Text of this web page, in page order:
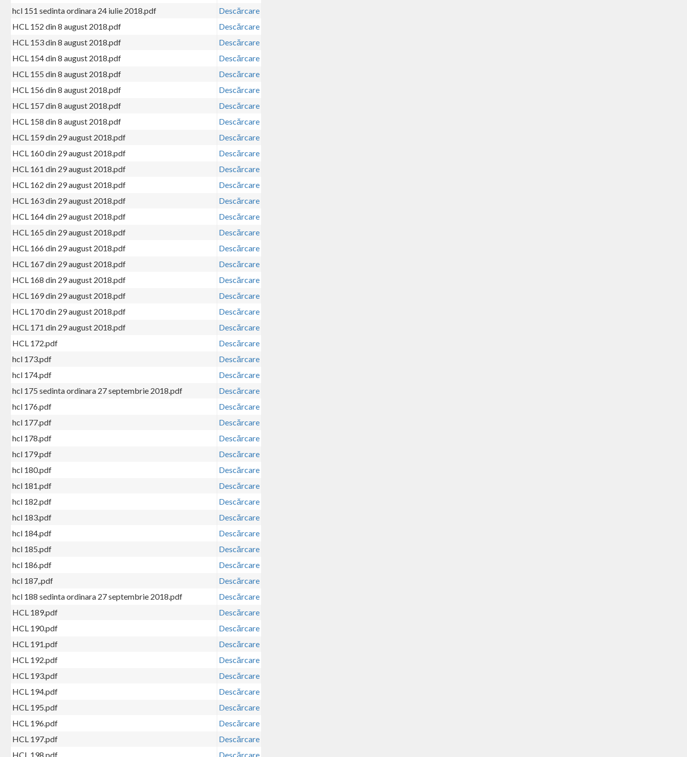
hcl 151 sedinta ordinara 24 iulie 2018.pdf
Descărcare
HCL 152 din 8 august 2018.pdf
Descărcare
HCL 153 din 8 august 2018.pdf
Descărcare
HCL 154 din 8 august 2018.pdf
Descărcare
HCL 155 din 8 august 2018.pdf
Descărcare
HCL 156 din 8 august 2018.pdf
Descărcare
HCL 157 din 8 august 2018.pdf
Descărcare
HCL 158 din 8 august 2018.pdf
Descărcare
HCL 159 din 29 august 2018.pdf
Descărcare
HCL 160 din 29 august 2018.pdf
Descărcare
HCL 161 din 29 august 2018.pdf
Descărcare
HCL 162 din 29 august 2018.pdf
Descărcare
HCL 163 din 29 august 2018.pdf
Descărcare
HCL 164 din 29 august 2018.pdf
Descărcare
HCL 165 din 29 august 2018.pdf
Descărcare
HCL 166 din 29 august 2018.pdf
Descărcare
HCL 167 din 29 august 2018.pdf
Descărcare
HCL 168 din 29 august 2018.pdf
Descărcare
HCL 169 din 29 august 2018.pdf
Descărcare
HCL 170 din 29 august 2018.pdf
Descărcare
HCL 171 din 29 august 2018.pdf
Descărcare
HCL 172.pdf
Descărcare
hcl 173.pdf
Descărcare
hcl 174.pdf
Descărcare
hcl 175 sedinta ordinara 27 septembrie 2018.pdf
Descărcare
hcl 176.pdf
Descărcare
hcl 177.pdf
Descărcare
hcl 178.pdf
Descărcare
hcl 179.pdf
Descărcare
hcl 180.pdf
Descărcare
hcl 181.pdf
Descărcare
hcl 182.pdf
Descărcare
hcl 183.pdf
Descărcare
hcl 184.pdf
Descărcare
hcl 185.pdf
Descărcare
hcl 186.pdf
Descărcare
hcl 187,.pdf
Descărcare
hcl 188 sedinta ordinara 27 septembrie 2018.pdf
Descărcare
HCL 189.pdf
Descărcare
HCL 190.pdf
Descărcare
HCL 191.pdf
Descărcare
HCL 192.pdf
Descărcare
HCL 193.pdf
Descărcare
HCL 194.pdf
Descărcare
HCL 195.pdf
Descărcare
HCL 196.pdf
Descărcare
HCL 197.pdf
Descărcare
HCL 198.pdf
Descărcare